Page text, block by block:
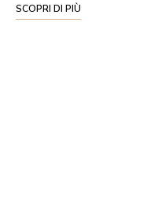
SCOPRI DI PIÙ